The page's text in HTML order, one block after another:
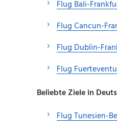
Flug Bali-
Flug Cancun-
Flug Dublin-
Flug
Beliebte Ziele in
Flug Tunesien-